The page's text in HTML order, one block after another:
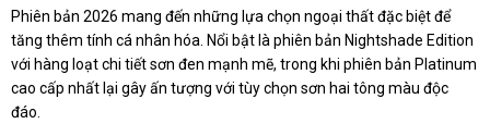
Phiên bản 2026 mang đến những lựa chọn ngoại thất đặc biệt để
tăng thêm tính cá nhân hóa. Nổi bật là phiên bản Nightshade Edition
với hàng loạt chi tiết sơn đen mạnh mẽ, trong khi phiên bản Platinum
cao cấp nhất lại gây ấn tượng với tùy chọn sơn hai tông màu độc
đáo.